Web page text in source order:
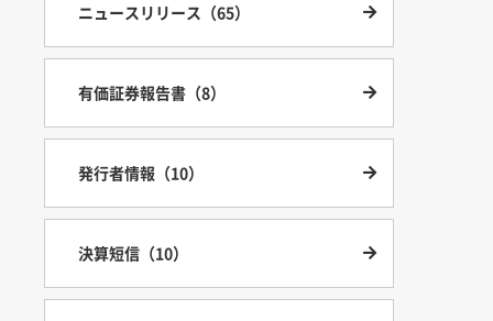
ニュースリリース（65）
有価証券報告書（8）
発行者情報（10）
決算短信（10）